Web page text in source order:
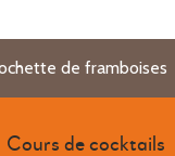
de framboises
Cours de cocktails